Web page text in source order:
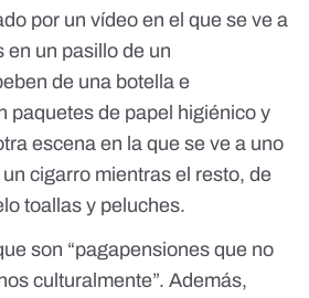
por un vídeo en el que se ve a
en un pasillo de un
de una botella e
paquetes de papel higiénico y
escena en la que se ve a uno
cigarro mientras el resto, de
toallas y peluches.
son “pagapensiones que no
culturalmente”. Además,